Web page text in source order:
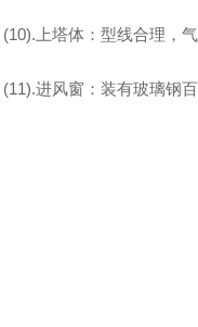
(10).上塔体：型线合理，
(11).进风窗：装有玻璃钢